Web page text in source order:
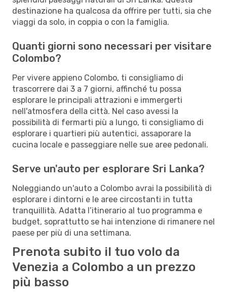
destinazione ha qualcosa da offrire per tutti, sia che
viaggi da solo, in coppia o con la famiglia.
Quanti giorni sono necessari per visitare
Colombo?
Per vivere appieno Colombo, ti consigliamo di
trascorrere dai 3 a 7 giorni, affinché tu possa
esplorare le principali attrazioni e immergerti
nell'atmosfera della città. Nel caso avessi la
possibilità di fermarti più a lungo, ti consigliamo di
esplorare i quartieri più autentici, assaporare la
cucina locale e passeggiare nelle sue aree pedonali.
Serve un'auto per esplorare Sri Lanka?
Noleggiando un'auto a Colombo avrai la possibilità di
esplorare i dintorni e le aree circostanti in tutta
tranquillità. Adatta l’itinerario al tuo programma e
budget, soprattutto se hai intenzione di rimanere nel
paese per più di una settimana.
Prenota subito il tuo volo da
Venezia a Colombo a un prezzo
più basso